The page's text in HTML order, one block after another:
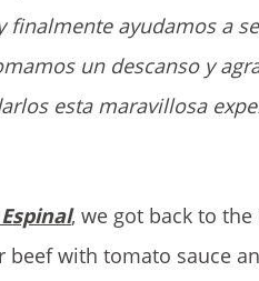
ayudamos a
un descanso y
esta maravillosa
, we got back to
with tomato sauce